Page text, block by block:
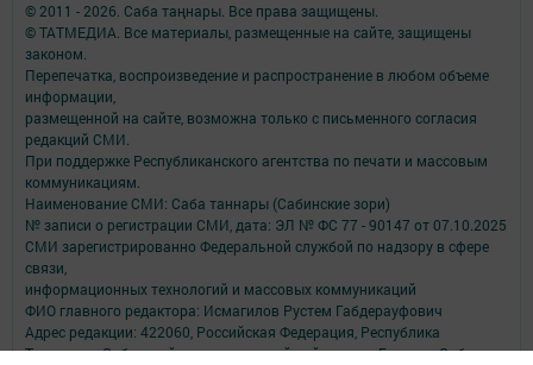
© 2011 - 2026. Саба таңнары. Все права защищены.
© ТАТМЕДИА. Все материалы, размещенные на сайте, защищены
законом.
Перепечатка, воспроизведение и распространение в любом объеме
информации,
размещенной на сайте, возможна только с письменного согласия
редакций СМИ.
При поддержке Республиканского агентства по печати и массовым
коммуникациям.
Наименование СМИ: Саба таннары (Сабинские зори)
№ записи о регистрации СМИ, дата: ЭЛ № ФС 77 - 90147 от 07.10.2025
СМИ зарегистрированно Федеральной службой по надзору в сфере
связи,
информационных технологий и массовых коммуникаций
ФИО главного редактора: Исмагилов Рустем Габдерауфович
Адрес редакции: 422060, Российская Федерация, Республика
Татарстан, Сабинский муниципальный район, п.г.т. Богатые Сабы, ул.